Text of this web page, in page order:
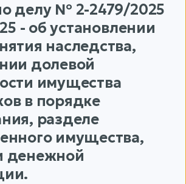
делу № 2-2479/2025
- об установлении
наследства,
долевой
имущества
в порядке
разделе
имущества,
денежной